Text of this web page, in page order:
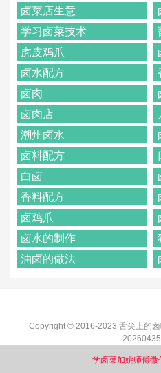
卤菜店生意
学习卤菜技术
虎皮鸡爪
卤水配方
卤肉
卤肉店
潮州卤水
卤料配方
白卤
香料配方
卤鸡爪
卤水的制作
油卤的做法
Copyright © 2016-2023 舌尖上的卤
学卤菜加姚师傅